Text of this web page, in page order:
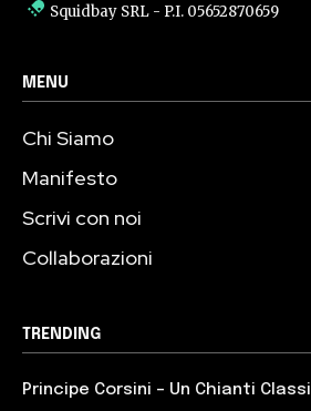
Squidbay SRL - P.I. 05652870659
MENU
Chi Siamo
Manifesto
Scrivi con noi
Collaborazioni
TRENDING
Principe Corsini – Un Chianti